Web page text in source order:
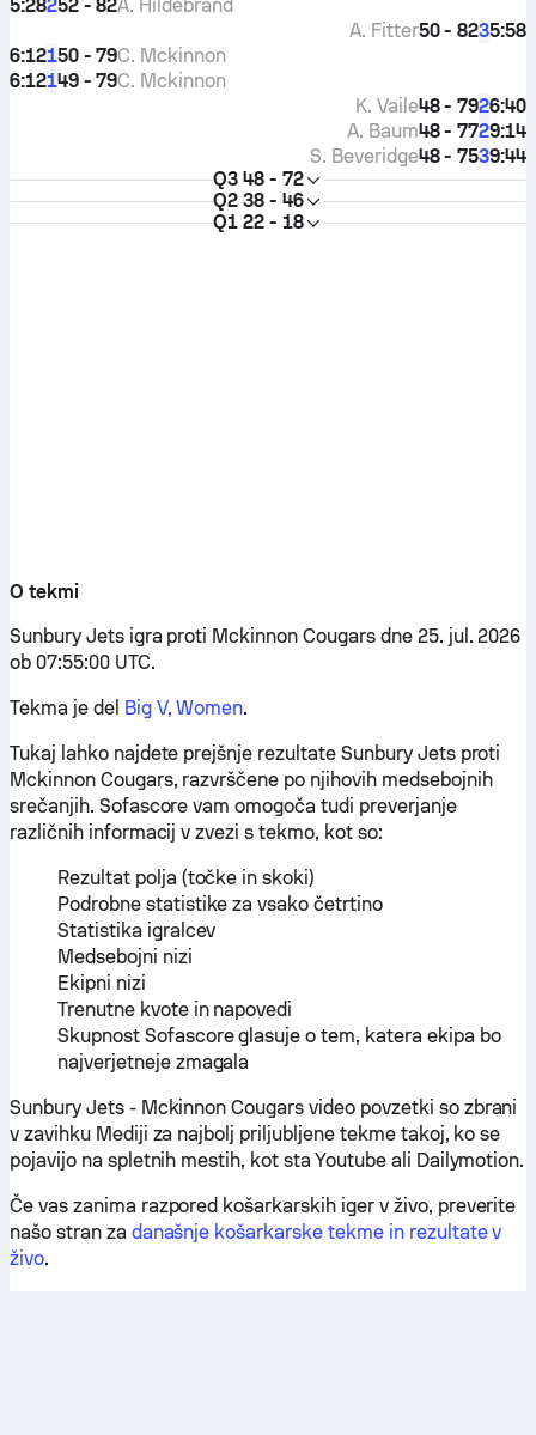
5:28252 - 82A. Hildebrand
5:58
3
50 - 82
A. Fitter
6:12150 - 79C. Mckinnon
6:12149 - 79C. Mckinnon
6:40
2
48 - 79
K. Vaile
9:14
2
48 - 77
A. Baum
9:44
3
48 - 75
S. Beveridge
Q3 48 - 72
Q2 38 - 46
Q1 22 - 18
O tekmi
Sunbury Jets igra proti Mckinnon Cougars dne 25. jul. 2026
ob 07:55:00 UTC.
Tekma je del Big V, Women.
Tukaj lahko najdete prejšnje rezultate Sunbury Jets proti
Mckinnon Cougars, razvrščene po njihovih medsebojnih
srečanjih. Sofascore vam omogoča tudi preverjanje
različnih informacij v zvezi s tekmo, kot so:
Rezultat polja (točke in skoki)
Podrobne statistike za vsako četrtino
Statistika igralcev
Medsebojni nizi
Ekipni nizi
Trenutne kvote in napovedi
Skupnost Sofascore glasuje o tem, katera ekipa bo
najverjetneje zmagala
Sunbury Jets - Mckinnon Cougars video povzetki so zbrani
v zavihku Mediji za najbolj priljubljene tekme takoj, ko se
pojavijo na spletnih mestih, kot sta Youtube ali Dailymotion.
Če vas zanima razpored košarkarskih iger v živo, preverite
našo stran za današnje košarkarske tekme in rezultate v
živo.